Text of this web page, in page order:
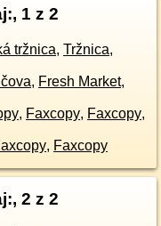
, 1 z 2
tržnica, Tržnica,
, Fresh Market,
, Faxcopy, Faxcopy,
, Faxcopy
, 2 z 2